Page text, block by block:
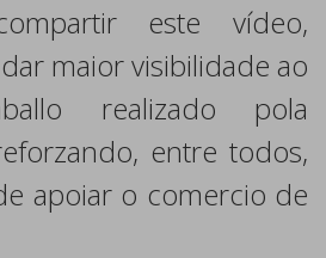
este vídeo,
maior visibilidade ao
realizado pola
entre todos,
apoiar o comercio de